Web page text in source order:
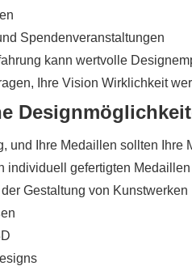
Spendenveranstaltungen
kann wertvolle
Ihre Vision Wirklichkeit
und Ihre Medaillen sollten
individuell gefertigten
Gestaltung von Kunstwerken